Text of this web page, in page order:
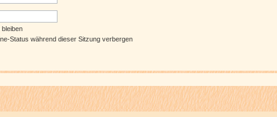
bleiben
Status während dieser Sitzung verbergen